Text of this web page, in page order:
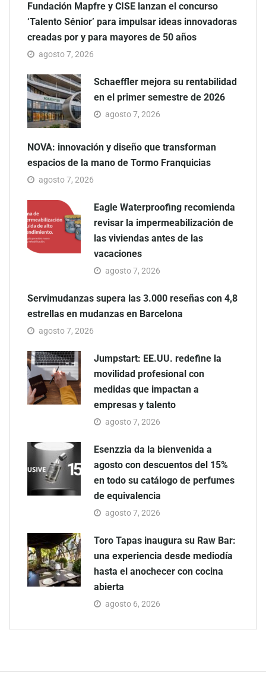
Fundación Mapfre y CISE lanzan el concurso
‘Talento Sénior’ para impulsar ideas innovadoras
creadas por y para mayores de 50 años
agosto 7, 2026
Schaeffler mejora su rentabilidad
en el primer semestre de 2026
agosto 7, 2026
NOVA: innovación y diseño que transforman
espacios de la mano de Tormo Franquicias
agosto 7, 2026
Eagle Waterproofing recomienda
revisar la impermeabilización de
las viviendas antes de las
vacaciones
agosto 7, 2026
Servimudanzas supera las 3.000 reseñas con 4,8
estrellas en mudanzas en Barcelona
agosto 7, 2026
Jumpstart: EE.UU. redefine la
movilidad profesional con
medidas que impactan a
empresas y talento
agosto 7, 2026
Esenzzia da la bienvenida a
agosto con descuentos del 15%
en todo su catálogo de perfumes
de equivalencia
agosto 7, 2026
Toro Tapas inaugura su Raw Bar:
una experiencia desde mediodía
hasta el anochecer con cocina
abierta
agosto 6, 2026